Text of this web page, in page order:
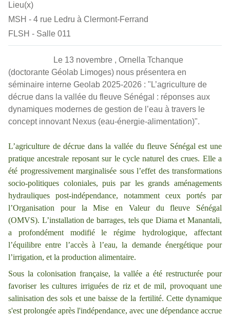
Lieu(x)
MSH - 4 rue Ledru à Clermont-Ferrand
FLSH - Salle 011
Le 13 novembre , Ornella Tchanque
(doctorante Géolab Limoges) nous présentera en
séminaire interne Geolab 2025-2026 : "L’agriculture de
décrue dans la vallée du fleuve Sénégal : réponses aux
dynamiques modernes de gestion de l’eau à travers le
concept innovant Nexus (eau-énergie-alimentation)".
L’agriculture de décrue dans la vallée du fleuve Sénégal est une
pratique ancestrale reposant sur le cycle naturel des crues. Elle a
été progressivement marginalisée sous l’effet des transformations
socio-politiques coloniales, puis par les grands aménagements
hydrauliques post-indépendance, notamment ceux portés par
l’Organisation pour la Mise en Valeur du fleuve Sénégal
(OMVS). L’installation de barrages, tels que Diama et Manantali,
a profondément modifié le régime hydrologique, affectant
l’équilibre entre l’accès à l’eau, la demande énergétique pour
l’irrigation, et la production alimentaire.
Sous la colonisation française, la vallée a été restructurée pour
favoriser les cultures irriguées de riz et de mil, provoquant une
salinisation des sols et une baisse de la fertilité. Cette dynamique
s'est prolongée après l'indépendance, avec une dépendance accrue